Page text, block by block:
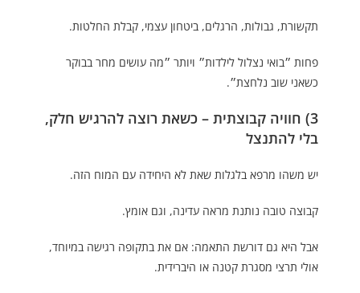
תקשורת, גבולות, הרגלים, ביטחון עצמי, קבלת החלטות.
פחות ״בואי נצלול לילדות״ ויותר ״מה עושים מחר בבוקר
כשאני שוב נלחצת״.
3) חוויה קבוצתית – כשאת רוצה להרגיש חלק,
בלי להתנצל
יש משהו מרפא בלגלות שאת לא היחידה עם המוח הזה.
קבוצה טובה נותנת מראה עדינה, וגם אומץ.
אבל היא גם דורשת התאמה: אם את בתקופה רגישה במיוחד,
אולי תרצי מסגרת קטנה או היברידית.